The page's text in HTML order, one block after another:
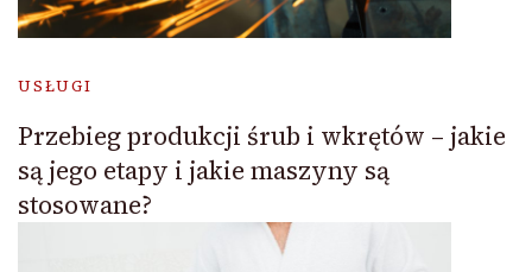
USŁUGI
Przebieg produkcji śrub i wkrętów – jakie
są jego etapy i jakie maszyny są
stosowane?